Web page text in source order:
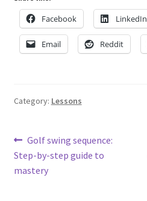
Facebook LinkedIn
Email Reddit
Category: Lessons
Post
navigation
Previous
post:
Golf swing sequence:
Step-by-step guide to
mastery